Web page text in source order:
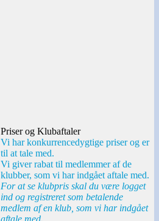
Priser og Klubaftaler
Vi har konkurrencedygtige priser og er
til at tale med.
Vi giver rabat til medlemmer af de
klubber, som vi har indgået aftale med.
For at se klubpris skal du være logget
ind og registreret som betalende
medlem af en klub, som vi har indgået
aftale med.